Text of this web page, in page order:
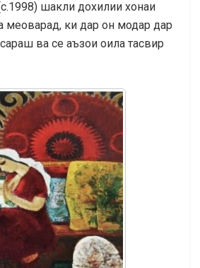
(с.1998) шакли дохилии хонаи
меоварад, ки дар он модар дар
ва се аъзои оила тасвир